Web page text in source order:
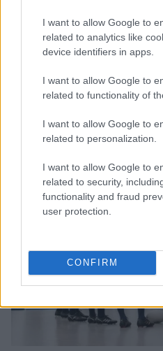
I want to allow Google to
related to analytics like
device identifiers in apps.
I want to allow Google to
related to functionality of
I want to allow Google to
related to personalization.
I want to allow Google to
related to security,
functionality and fraud
user protection.
CONFIRM
Continua a
ALTRI SPORT